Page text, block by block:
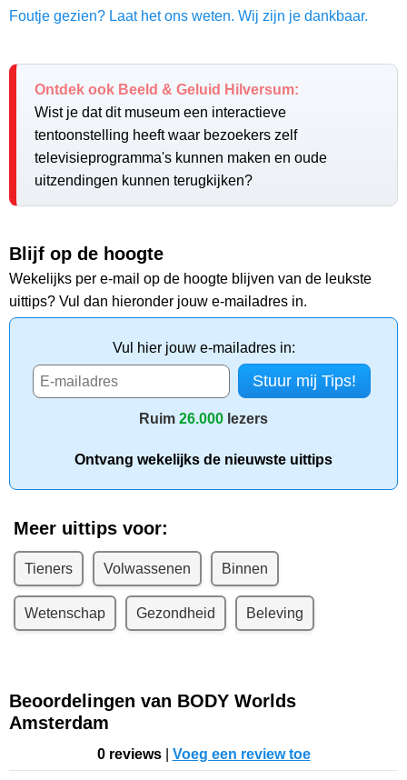
Foutje gezien? Laat het ons weten. Wij zijn je dankbaar.
Ontdek ook Beeld & Geluid Hilversum:
Wist je dat dit museum een interactieve
tentoonstelling heeft waar bezoekers zelf
televisieprogramma's kunnen maken en oude
uitzendingen kunnen terugkijken?
Blijf op de hoogte
Wekelijks per e-mail op de hoogte blijven van de leukste
uittips? Vul dan hieronder jouw e-mailadres in.
Vul hier jouw e-mailadres in:
Ruim 26.000 lezers
Ontvang wekelijks de nieuwste uittips
Meer uittips voor:
Tieners Volwassenen Binnen
Wetenschap Gezondheid Beleving
Beoordelingen van BODY Worlds
Amsterdam
0 reviews| Voeg een review toe